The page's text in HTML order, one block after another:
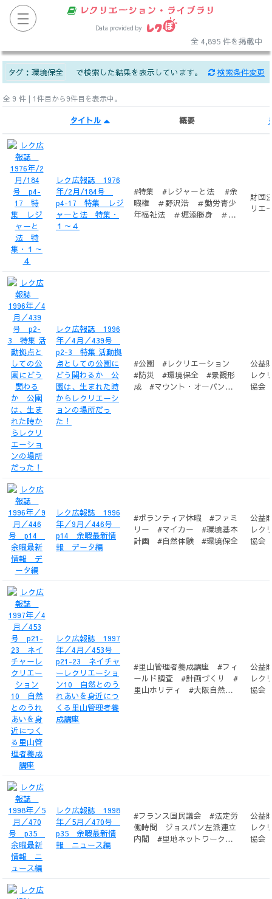
レクリエーション・ライブラリ
Data provided by
全 4,895 件を掲載中
タグ： 環境保全 で検索した結果を表示しています。 検索条件変更
全 9 件 | 1件目から9件目を表示中。
タイトル 概要
レク広報誌 1976
年/2月/184号
p4-17 特集 レジ
ャーと法 特集・
１～４
#特集 #レジャーと法 #余
暇権 ＃野沢浩 ＃勤労青少
年福祉法 ＃堀添勝身 ＃自
財団
リエ
レク広報誌 1996
年／4月／439号
p2-3 特集 活動拠
点としての公園に
どう関わるか 公
園は、生まれた時
からレクリエーシ
ョンの場所だっ
た！
#公園 #レクリエーション
#防災 #環境保全 #景観形
成 #マウント・オーバン・
公益
レク
協会
レク広報誌 1996
年／9月／446号
p14 余暇最新情
報 データ編
#ボランティア休暇 #ファミ
リー #マイカー #環境基本
計画 #自然体験 #環境保全
公益
レク
協会
レク広報誌 1997
年／4月／453号
p21-23 ネイチャ
ーレクリエーショ
ン10 自然とのう
れあいを身近につ
くる里山管理者養
成講座
#里山管理者養成講座 #フィ
ールド調査 #計画づくり #
里山ホリディ #大阪自然環
公益
レク
協会
レク広報誌 1998
年／5月／470号
p35 余暇最新情
報 ニュース編
#フランス国民議会 #法定労
働時間 ジョスパン左派連立
内閣 #里地ネットワーク #
公益
レク
協会